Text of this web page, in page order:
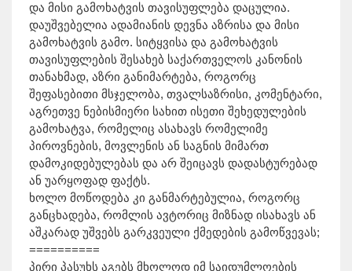
და მისი გამოხატვის თავისუფლება დაცულია.
დაუშვებელია ადამიანის დევნა აზრისა და მისი
გამოხატვის გამო. სიტყვისა და გამოხატვის
თავისუფლების შესახებ საქართველოს კანონის
თანახმად, აზრი განიმარტება, როგორც
შეფასებითი მსჯელობა, თვალსაზრისი, კომენტარი,
აგრეთვე ნებისმიერი სახით ისეთი შეხედულების
გამოხატვა, რომელიც ასახავს რომელიმე
პიროვნების, მოვლენის ან საგნის მიმართ
დამოკიდებულებას და არ შეიცავს დადასტურებად
ან უარყოფად ფაქტს.
ხოლო მოწოდება კი განმარტებულია, როგორც
განცხადება, რომლის ავტორიც მიზნად ისახავს ან
აშკარად უშვებს გარკვეული ქმედების გამოწვევას;
==========
პირი პასუხს აგებს მხოლოდ იმ საიდუმლოების